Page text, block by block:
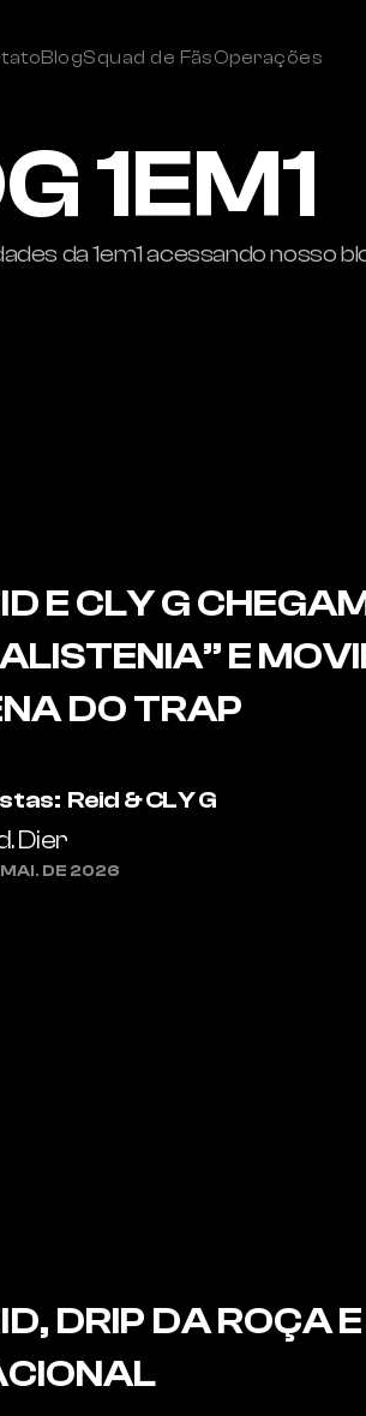
BlogSquad de FãsOperações
1EM1
da 1em1 acessando nosso
E CLY G
E
DO TRAP
Reid & CLY G
Dier
MAI. DE 2026
DRIP DA ROÇA